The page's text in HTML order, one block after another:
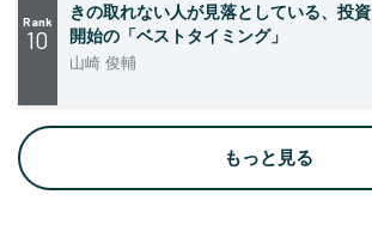
Rank
10
きの取れない人が見落としている、投資
開始の「ベストタイミング」
山崎 俊輔
もっと見る